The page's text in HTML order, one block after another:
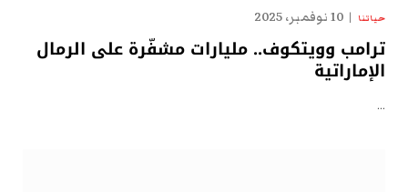
حياتنا 10 نوفمبر، 2025
ترامب وويتكوف.. مليارات مشفّرة على الرمال
الإماراتية
…